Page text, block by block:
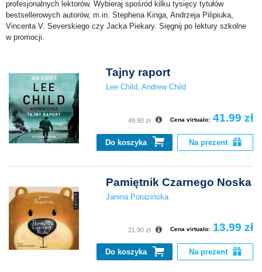
profesjonalnych lektorów. Wybieraj spośród kilku tysięcy tytułów
bestsellerowych autorów, m.in. Stephena Kinga, Andrzeja Pilipiuka,
Vincenta V. Severskiego czy Jacka Piekary. Sięgnij po lektury szkolne
w promocji.
Tajny raport
Lee Child ,Andrew Child
Cena virtualo: 41.99 zł
49.90 zł
Do koszyka Na prezent
Pamiętnik Czarnego Noska
Janina Porazińska
Cena virtualo: 13.99 zł
21.90 zł
Do koszyka Na prezent